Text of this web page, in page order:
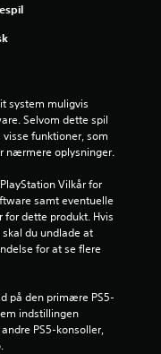
e
m
s
t
j
e
r
system muligvis
Selvom dette spil
funktioner, som
nærmere oplysninger.
Vilkår for
samt eventuelle
dette produkt. Hvis
du undlade at
for at se flere
på den primære PS5-
indstillingen
PS5-konsoller,